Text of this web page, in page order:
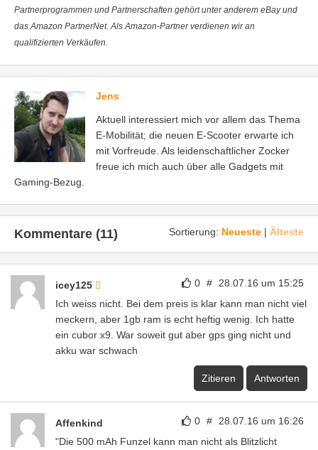
Partnerprogrammen und Partnerschaften gehört unter anderem eBay und
das Amazon PartnerNet. Als Amazon-Partner verdienen wir an
qualifizierten Verkäufen.
Jens
Aktuell interessiert mich vor allem das Thema
E-Mobilität; die neuen E-Scooter erwarte ich
mit Vorfreude. Als leidenschaftlicher Zocker
freue ich mich auch über alle Gadgets mit
Gaming-Bezug.
Sortierung: Neueste | Älteste
Kommentare (11)
0 # 28.07.16 um 15:25
icey125
Ich weiss nicht. Bei dem preis is klar kann man nicht viel
meckern, aber 1gb ram is echt heftig wenig. Ich hatte
ein cubor x9. War soweit gut aber gps ging nicht und
akku war schwach
Zitieren Antworten
0 # 28.07.16 um 16:26
Affenkind
"Die 500 mAh Funzel kann man nicht als Blitzlicht